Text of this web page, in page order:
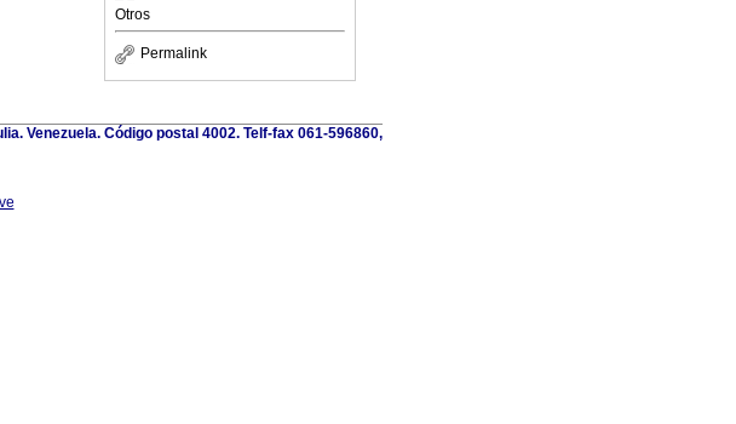
Otros
Permalink
Venezuela. Código postal 4002. Telf-fax 061-596860,